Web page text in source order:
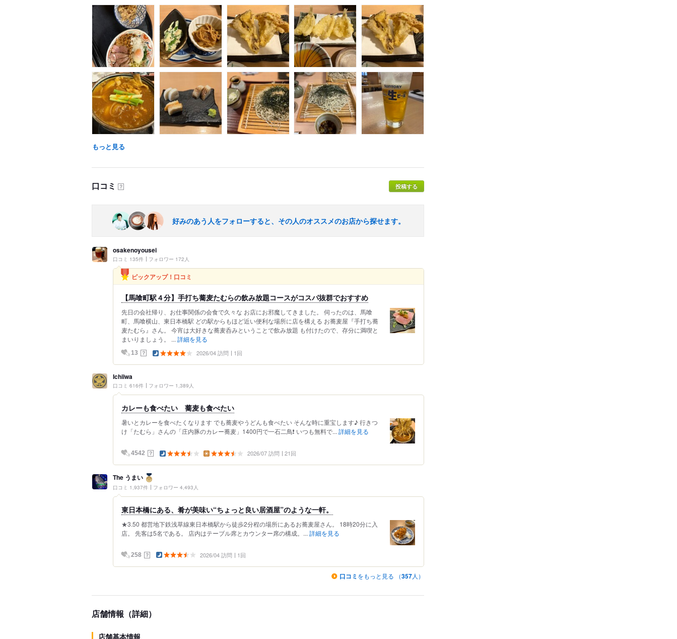
もっと見る
口コミ ？ 投稿する
好みのあう人をフォローすると、その人のオススメのお店から探せます。
osakenoyousei
口コミ 135件 フォロワー 172人
ピックアップ！口コミ
【馬喰町駅４分】手打ち蕎麦たむらの飲み放題コースがコスパ抜群でおすすめ
先日の会社帰り、お仕事関係の会食で久々な お店にお邪魔してきました。 伺ったのは、馬喰
町、馬喰横山、東日本橋駅 どの駅からもほど近い便利な場所に店を構える お蕎麦屋『手打ち蕎
麦たむら』さん。 今宵は大好きな蕎麦呑みということで飲み放題 も付けたので、存分に満喫と
まいりましょう。 ... 詳細を見る
13 ？ 2026/04 訪問 1回
Ichiiwa
口コミ 616件 フォロワー 1,389人
カレーも食べたい 蕎麦も食べたい
暑いとカレーを食べたくなります でも蕎麦やうどんも食べたい そんな時に重宝します♪ 行きつ
け「たむら」さんの「庄内豚のカレー蕎麦」1400円で一石二鳥❗️ いつも無料で... 詳細を見る
4542 ？ 2026/07 訪問 21回
The うまい
口コミ 1,937件 フォロワー 4,493人
東日本橋にある、肴が美味い“ちょっと良い居酒屋”のような一軒。
★3.50 都営地下鉄浅草線東日本橋駅から徒歩2分程の場所にあるお蕎麦屋さん。 18時20分に入
店。 先客は5名である。 店内はテーブル席とカウンター席の構成。... 詳細を見る
258 ？ 2026/04 訪問 1回
口コミ をもっと見る （357人）
店舗情報（詳細）
店舗基本情報